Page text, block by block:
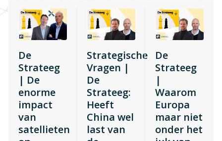
De
Strateeg
| De
enorme
impact
van
satellieten
Strategische
Vragen |
De
Strateeg:
Heeft
China wel
last van
De
Strateeg
|
Waarom
Europa
maar niet
onder het